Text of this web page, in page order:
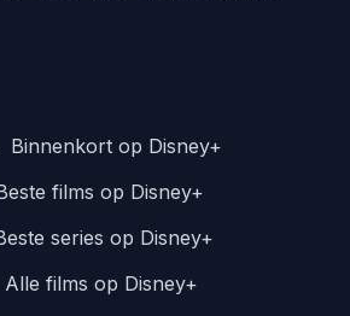
Binnenkort op Disney+
films op Disney+
series op Disney+
Alle films op Disney+